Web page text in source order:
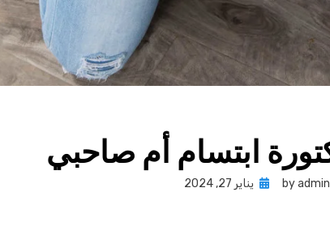
ابتسام أم صاحبي
byadmin
Posted
يناير 27, 2024